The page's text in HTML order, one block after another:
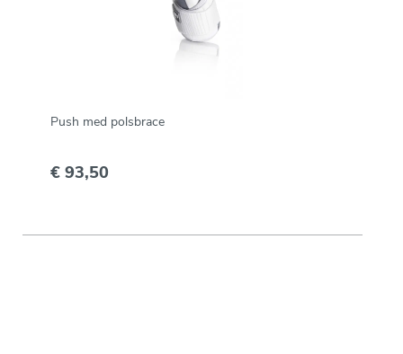
Push med polsbrace
€ 93,50